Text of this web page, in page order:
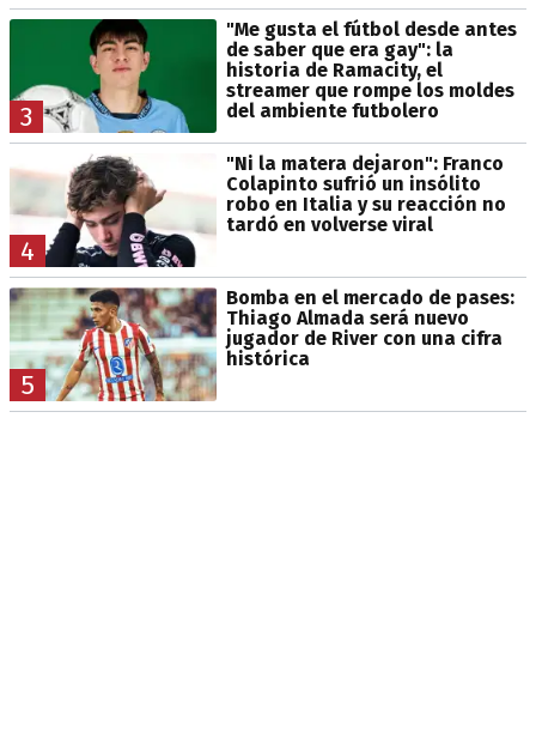
3
"Me gusta el fútbol desde antes
de saber que era gay": la
historia de Ramacity, el
streamer que rompe los moldes
del ambiente futbolero
4
"Ni la matera dejaron": Franco
Colapinto sufrió un insólito
robo en Italia y su reacción no
tardó en volverse viral
5
Bomba en el mercado de pases:
Thiago Almada será nuevo
jugador de River con una cifra
histórica